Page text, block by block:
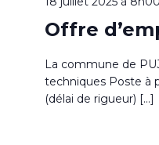
Offre
La commune de
techniques Poste à
(délai de rigueur) […]